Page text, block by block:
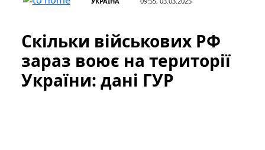
Скільки військових РФ
зараз воює на території
України: дані ГУР